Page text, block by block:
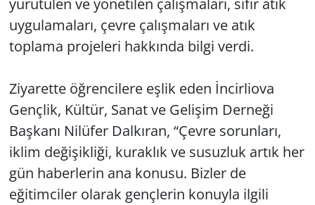
yürütülen ve yönetilen çalışmaları, sıfır atık
uygulamaları, çevre çalışmaları ve atık
toplama projeleri hakkında bilgi verdi.
Ziyarette öğrencilere eşlik eden İncirliova
Gençlik, Kültür, Sanat ve Gelişim Derneği
Başkanı Nilüfer Dalkıran, “Çevre sorunları,
iklim değişikliği, kuraklık ve susuzluk artık her
gün haberlerin ana konusu. Bizler de
eğitimciler olarak gençlerin konuyla ilgili